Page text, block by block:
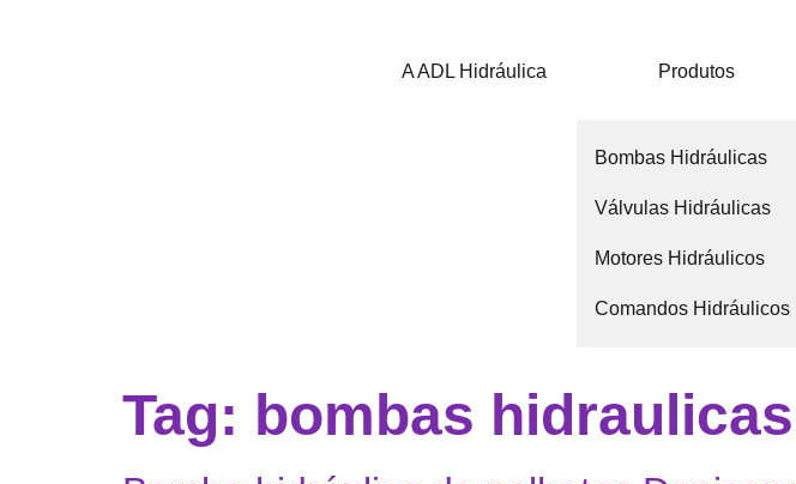
A ADL Hidráulica Produtos
Bombas Hidráulicas
Válvulas Hidráulicas
Motores Hidráulicos
Comandos Hidráulicos
Tag: bombas